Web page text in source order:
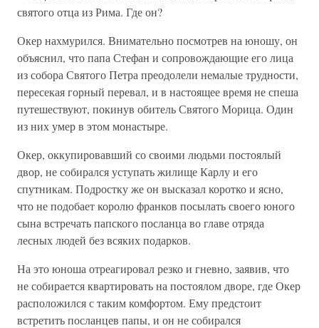
святого отца из Рима. Где он?
Окер нахмурился. Внимательно посмотрев на юношу, он
объяснил, что папа Стефан и сопровождающие его лица
из собора Святого Петра преодолели немалые трудности,
пересекая горный перевал, и в настоящее время не спеша
путешествуют, покинув обитель Святого Морица. Один
из них умер в этом монастыре.
Окер, оккупировавший со своими людьми постоялый
двор, не собирался уступать жилище Карлу и его
спутникам. Подростку же он высказал коротко и ясно,
что не подобает королю франков посылать своего юного
сына встречать папского посланца во главе отряда
лесных людей без всяких подарков.
На это юноша отреагировал резко и гневно, заявив, что
не собирается квартировать на постоялом дворе, где Окер
расположился с таким комфортом. Ему предстоит
встретить посланцев папы, и он не собирался